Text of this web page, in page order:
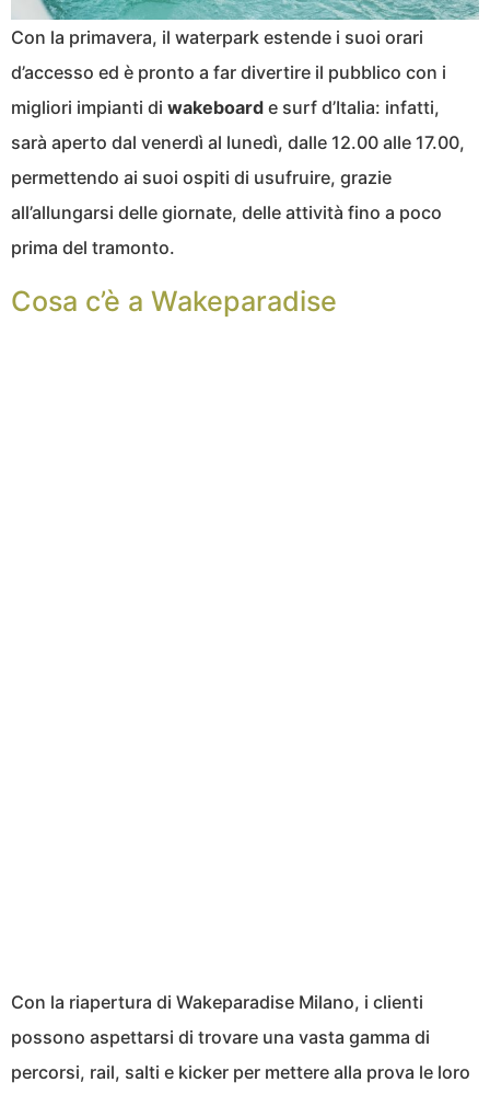
Con la primavera, il waterpark estende i suoi orari
d’accesso ed è pronto a far divertire il pubblico con i
migliori impianti di wakeboard e surf d’Italia: infatti,
sarà aperto dal venerdì al lunedì, dalle 12.00 alle 17.00,
permettendo ai suoi ospiti di usufruire, grazie
all’allungarsi delle giornate, delle attività fino a poco
prima del tramonto.
Cosa c’è a Wakeparadise
Con la riapertura di Wakeparadise Milano, i clienti
possono aspettarsi di trovare una vasta gamma di
percorsi, rail, salti e kicker per mettere alla prova le loro